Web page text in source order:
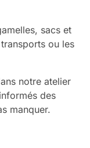
sacs et
ou les
notre atelier
des
manquer.